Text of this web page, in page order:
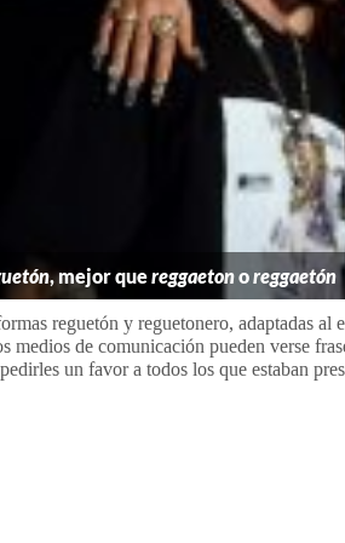
, mejor quereggaetonoreggaetón
reguetón y reguetonero, adaptadas al
medios de comunicación pueden verse
un favor a todos los que estaban